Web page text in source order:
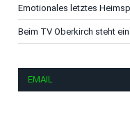
Emotionales letztes
Beim TV Oberkirch steht
EMAIL